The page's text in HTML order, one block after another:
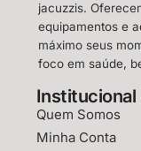
jacuzzis.
equipamentos e
máximo seus
foco em saúde,
Institucional
Quem Somos
Minha Conta